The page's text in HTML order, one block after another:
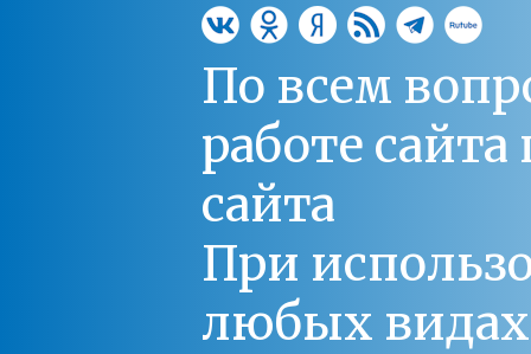
По всем
работе
сайта
При
любых